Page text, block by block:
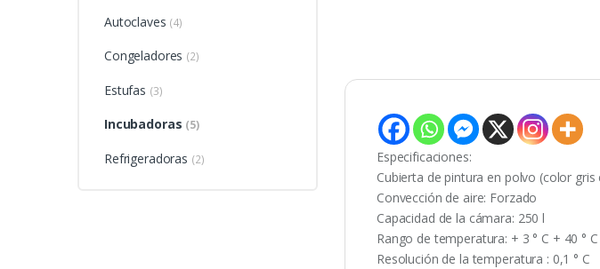
Especificaciones:
Cubierta de pintura en polvo (color
Convección de aire: Forzado
Capacidad de la cámara: 250 l
Rango de temperatura: + 3 ° C + 40 ° C
Resolución de la temperatura : 0,1 ° C
Autoclaves (4)
Congeladores (2)
Estufas (3)
Incubadoras (5)
Refrigeradoras (2)